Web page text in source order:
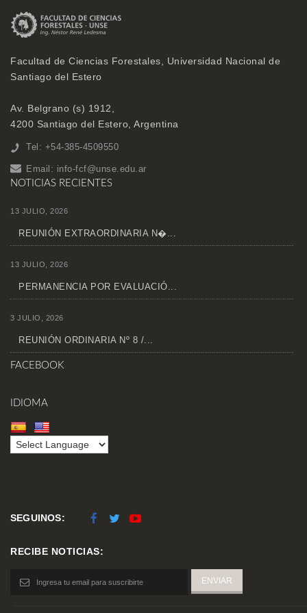
Facultad de Ciencias Forestales, Universidad Nacional de
Santiago del Estero
Av. Belgrano (s) 1912,
4200 Santiago del Estero, Argentina
Tel: +54-385-4509550
Email: info-fcf@unse.edu.ar
NOTICIAS RECIENTES
13 JULIO, 2026
REUNIÓN EXTRAORDINARIA N�...
13 JULIO, 2026
PERMANENCIA POR EVALUACIÓ...
3 JULIO, 2026
REUNIÓN ORDINARIA Nº 8 /...
FACEBOOK
IDIOMA
SEGUINOS:
RECIBE NOTICIAS: